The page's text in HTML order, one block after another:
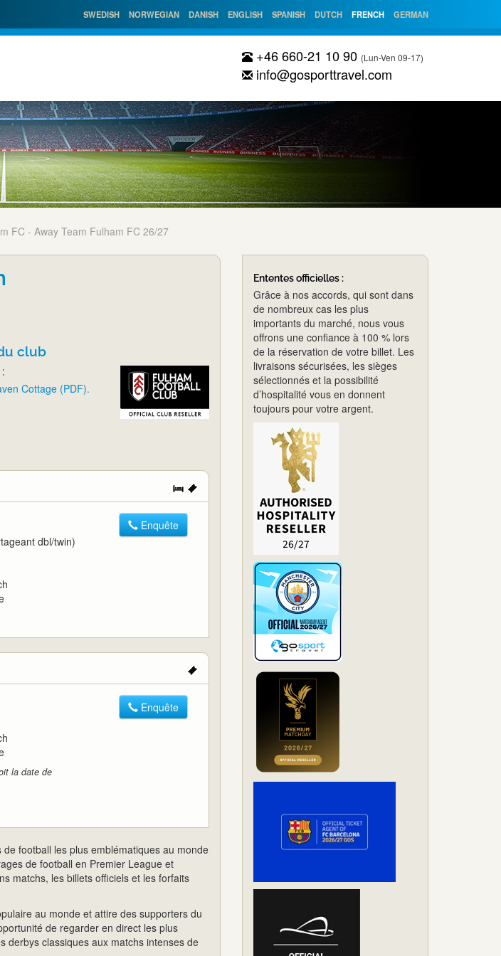
SWEDISH NORWEGIAN DANISH ENGLISH SPANISH DUTCH FRENCH GERMAN
+46 660-21 10 90 (Lun-Ven 09-17)
info@gosporttravel.com
FC - Away Team Fulham FC 26/27
club
Cottage (PDF).
dbl/twin)
Enquête
la date de
Enquête
football les plus emblématiques au monde
de football en Premier League et
matchs, les billets officiels et les forfaits
au monde et attire des supporters du
de regarder en direct les plus
derbys classiques aux matchs intenses de
Ententes officielles :
Grâce à nos accords, qui sont dans
de nombreux cas les plus
importants du marché, nous vous
offrons une confiance à 100 % lors
de la réservation de votre billet. Les
livraisons sécurisées, les sièges
sélectionnés et la possibilité
d’hospitalité vous en donnent
toujours pour votre argent.